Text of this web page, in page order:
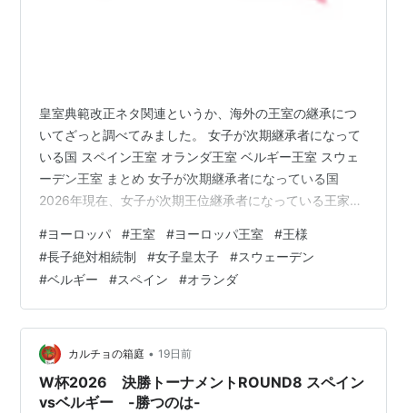
皇室典範改正ネタ関連というか、海外の王室の継承につ
いてざっと調べてみました。 女子が次期継承者になって
いる国 スペイン王室 オランダ王室 ベルギー王室 スウェ
ーデン王室 まとめ 女子が次期継承者になっている国
2026年現在、女子が次期王位継承者になっている王家
は前代の王様のきょうだい構成を調べてみました。 今、
ヨーロッパの王室で、次期継承者に女子がなっている国
についてまず調べてみました。 ↓の記事によると、スペ
イン、オランダ、ベルギー、スウェーデンとのこと。
www.afpbb.com スペイン王室 国王:フェリペ6世陛下 前
国王の長男で、き…
#ヨーロッパ #王室 #ヨーロッパ王室 #王様
#長子絶対相続制 #女子皇太子 #スウェーデン
#ベルギー #スペイン #オランダ
カルチョの箱庭 • 19日前
W杯2026 決勝トーナメントROUND8 スペイン
vsベルギー -勝つのは-